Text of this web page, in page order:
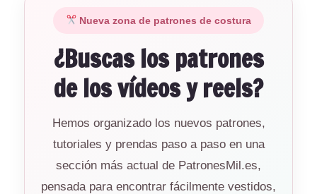
Nueva zona de patrones de costura
¿Buscas los patrones
de los vídeos y reels?
Hemos organizado los nuevos patrones,
tutoriales y prendas paso a paso en una
sección más actual de PatronesMil.es,
pensada para encontrar fácilmente vestidos,